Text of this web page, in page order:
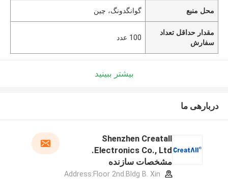
محل منبع گوانگدونگ، چین
مقدار حداقل تعداد
سفارش
100 عدد
بیشتر ببینید
دربارهی ما
Shenzhen Creatall
Electronics Co., Ltd.
مشخصات سازنده
Address:Floor 2nd.Bldg B. Xin